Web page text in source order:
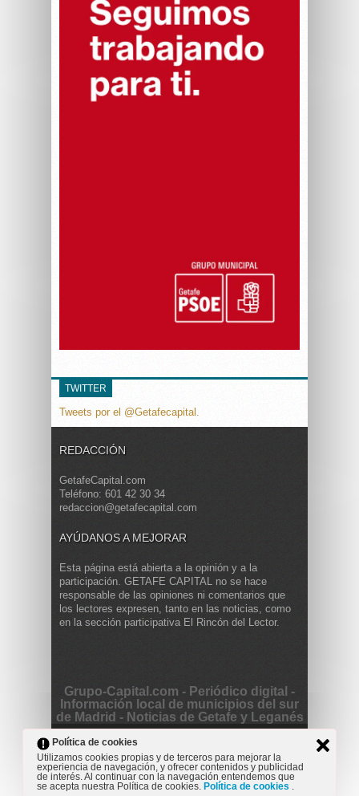
TWITTER
Tweets por el @Getafecapital.
REDACCIÓN
GetafeCapital.com
Teléfono: 601 42 30 34
redaccion@getafecapital.com
AYÚDANOS A MEJORAR
Esta página está abierta a la opinión y a la
participación. GETAFE CAPITAL no se hace
responsable de las opiniones ni comentarios que
los lectores expresen, tanto en las noticias, como
en la sección participativa El Rincón del Lector.
Grupo-Capital.com - Periódico digital -
Información local de municipios del sur
de Madrid - Noticias de Getafe y Leganés
Copyright © 2013 Getafe Capital. Powered by
Project
Opinión Actualidad Cultura Deportes
Entrevista
Reportaje
Secciones
Política de cookies
Utilizamos cookies propias y de terceros para mejorar la
experiencia de navegación, y ofrecer contenidos y publicidad
de interés. Al continuar con la navegación entendemos que
se acepta nuestra Política de cookies. Política de cookies .